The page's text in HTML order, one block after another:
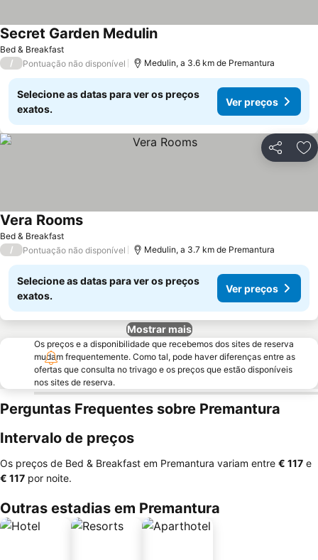
Bed & Breakfast
Secret Garden Medulin
/ Pontuação não disponível Medulin, a 3.6 km de Premantura
Selecione as datas para ver os preços
exatos.
Ver preços
Partilhar
Bed & Breakfast
Vera Rooms
/ Pontuação não disponível Medulin, a 3.7 km de Premantura
Selecione as datas para ver os preços
exatos.
Ver preços
Mostrar mais
Os preços e a disponibilidade que recebemos dos sites de reserva
mudam frequentemente. Como tal, pode haver diferenças entre as
ofertas que consulta no trivago e os preços que estão disponíveis
nos sites de reserva.
Perguntas Frequentes sobre Premantura
Intervalo de preços
Os preços de Bed & Breakfast em Premantura variam entre ‎€ 117 e
‎€ 117 por noite.
Outras estadias em Premantura